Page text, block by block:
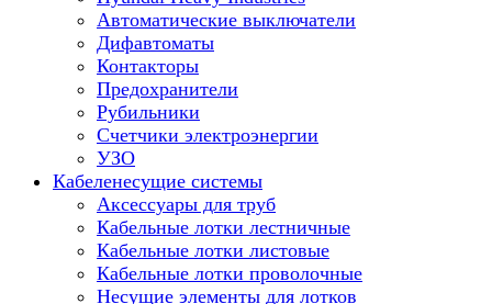
Автоматические выключатели
Дифавтоматы
Контакторы
Предохранители
Рубильники
Счетчики электроэнергии
УЗО
Кабеленесущие системы
Аксессуары для труб
Кабельные лотки лестничные
Кабельные лотки листовые
Кабельные лотки проволочные
Несущие элементы для лотков